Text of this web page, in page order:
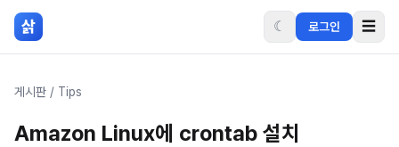
본문 바로가기
삵 ☾ 로그인 ☰
게시판 / Tips
Amazon Linux에 crontab 설치